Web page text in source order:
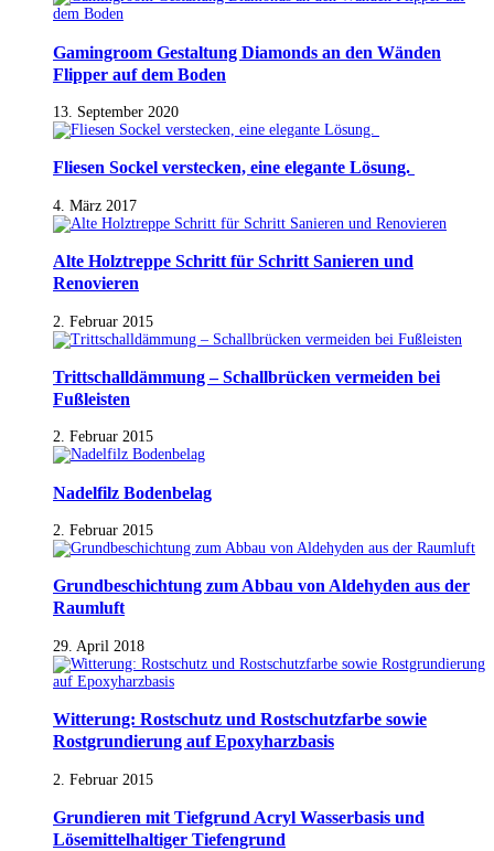
Gamingroom Gestaltung Diamonds an den Wänden
Flipper auf dem Boden
13. September 2020
Fliesen Sockel verstecken, eine elegante Lösung.
4. März 2017
Alte Holztreppe Schritt für Schritt Sanieren und
Renovieren
2. Februar 2015
Trittschalldämmung – Schallbrücken vermeiden bei
Fußleisten
2. Februar 2015
Nadelfilz Bodenbelag
2. Februar 2015
Grundbeschichtung zum Abbau von Aldehyden aus der
Raumluft
29. April 2018
Witterung: Rostschutz und Rostschutzfarbe sowie
Rostgrundierung auf Epoxyharzbasis
2. Februar 2015
Grundieren mit Tiefgrund Acryl Wasserbasis und
Lösemittelhaltiger Tiefengrund